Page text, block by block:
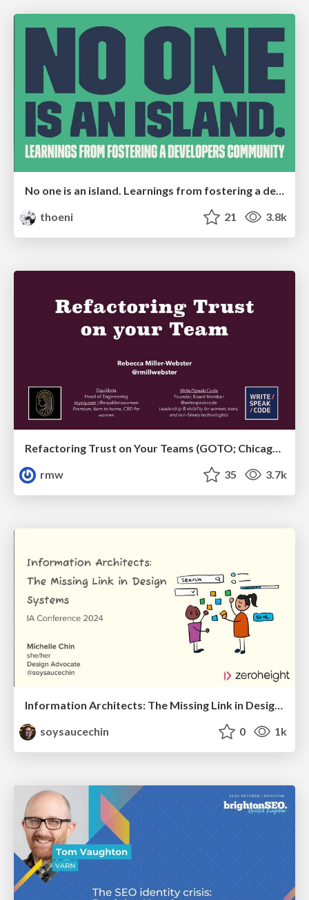
No one is an island. Learnings from fostering a developers community.
thoeni
21 3.8k
Refactoring Trust on Your Teams (GOTO; Chicago 2020)
rmw
35 3.7k
Information Architects: The Missing Link in Design Systems
soysaucechin
0 1k